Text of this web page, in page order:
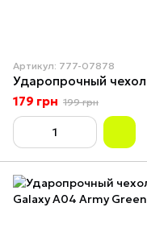
Артикул: 777-07878
179 грн 199 грн